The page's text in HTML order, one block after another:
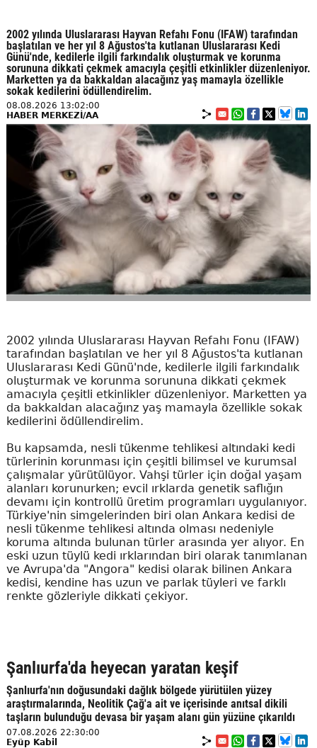
2002 yılında Uluslararası Hayvan Refahı Fonu (IFAW) tarafından
başlatılan ve her yıl 8 Ağustos'ta kutlanan Uluslararası Kedi
Günü'nde, kedilerle ilgili farkındalık oluşturmak ve korunma
sorununa dikkati çekmek amacıyla çeşitli etkinlikler düzenleniyor.
Marketten ya da bakkaldan alacağınz yaş mamayla özellikle
sokak kedilerini ödüllendirelim.
08.08.2026 13:02:00
HABER MERKEZİ/AA
2002 yılında Uluslararası Hayvan Refahı Fonu (IFAW)
tarafından başlatılan ve her yıl 8 Ağustos'ta kutlanan
Uluslararası Kedi Günü'nde, kedilerle ilgili farkındalık
oluşturmak ve korunma sorununa dikkati çekmek
amacıyla çeşitli etkinlikler düzenleniyor. Marketten ya
da bakkaldan alacağınz yaş mamayla özellikle sokak
kedilerini ödüllendirelim.
Bu kapsamda, nesli tükenme tehlikesi altındaki kedi
türlerinin korunması için çeşitli bilimsel ve kurumsal
çalışmalar yürütülüyor. Vahşi türler için doğal yaşam
alanları korunurken; evcil ırklarda genetik saflığın
devamı için kontrollü üretim programları uygulanıyor.
Türkiye'nin simgelerinden biri olan Ankara kedisi de
nesli tükenme tehlikesi altında olması nedeniyle
koruma altında bulunan türler arasında yer alıyor. En
eski uzun tüylü kedi ırklarından biri olarak tanımlanan
ve Avrupa'da "Angora" kedisi olarak bilinen Ankara
kedisi, kendine has uzun ve parlak tüyleri ve farklı
renkte gözleriyle dikkati çekiyor.
Şanlıurfa'da heyecan yaratan keşif
Şanlıurfa'nın doğusundaki dağlık bölgede yürütülen yüzey
araştırmalarında, Neolitik Çağ'a ait ve içerisinde anıtsal dikili
taşların bulunduğu devasa bir yaşam alanı gün yüzüne çıkarıldı
07.08.2026 22:30:00
Eyüp Kabil